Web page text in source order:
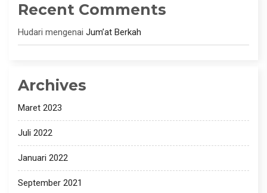
Recent Comments
Hudari mengenai Jum’at Berkah
Archives
Maret 2023
Juli 2022
Januari 2022
September 2021